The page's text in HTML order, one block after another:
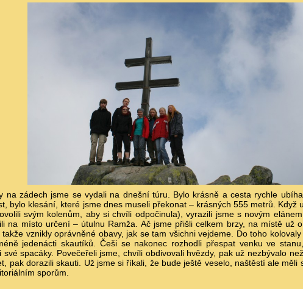
na zádech jsme se vydali na dnešní túru. Bylo krásně a cesta rychle
bylo klesání, které jsme dnes museli překonat – krásných 555 metrů. Když
svým kolenům, aby si chvíli odpočinula), vyrazili jsme s novým
na místo určení – útulnu Ramža. Ač jsme přišli celkem brzy, na místě už
takže vznikly oprávněné obavy, jak se tam všichni vejdeme. Do toho
jedenácti skautíků. Češi se nakonec rozhodli přespat venku ve
své spacáky. Povečeřeli jsme, chvíli obdivovali hvězdy, pak už nezbývalo
pak dorazili skauti. Už jsme si říkali, že bude ještě veselo, naštěstí ale měli
sporům.